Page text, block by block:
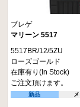
ブレゲ
マリーン 5517
5517BR/12/5ZU
ローズゴールド
在庫有り(In Stock)
ご注文頂けます。
新品